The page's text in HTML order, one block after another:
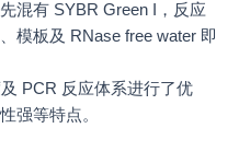
混有 SYBR Green I，反应
模板及 RNase free water 即
PCR 反应体系进行了优
强等特点。